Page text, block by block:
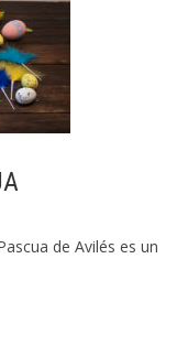
de Avilés es un